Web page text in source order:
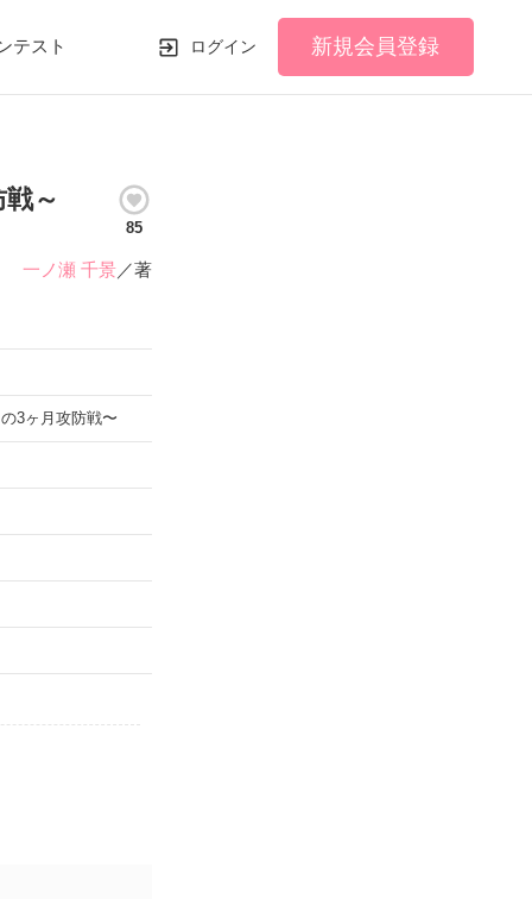
テスト ログイン 新規会員登録
～
85
一ノ瀬 千景／著
3ヶ月攻防戦〜